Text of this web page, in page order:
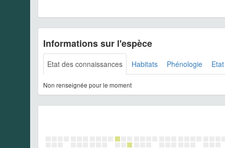
Informations sur l'espèce
Etat des connaissances Habitats Phénologie
Non renseignée pour le moment